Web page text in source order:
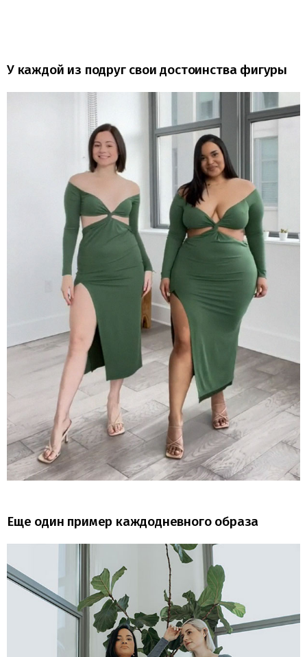
У каждой из подруг свои достоинства фигуры
Еще один пример каждодневного образа